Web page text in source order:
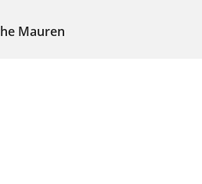
Mauren